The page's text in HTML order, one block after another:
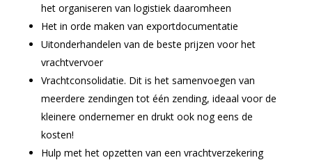
het organiseren van logistiek daaromheen
Het in orde maken van exportdocumentatie
Uitonderhandelen van de beste prijzen voor het
vrachtvervoer
Vrachtconsolidatie. Dit is het samenvoegen van
meerdere zendingen tot één zending, ideaal voor de
kleinere ondernemer en drukt ook nog eens de
kosten!
Hulp met het opzetten van een vrachtverzekering